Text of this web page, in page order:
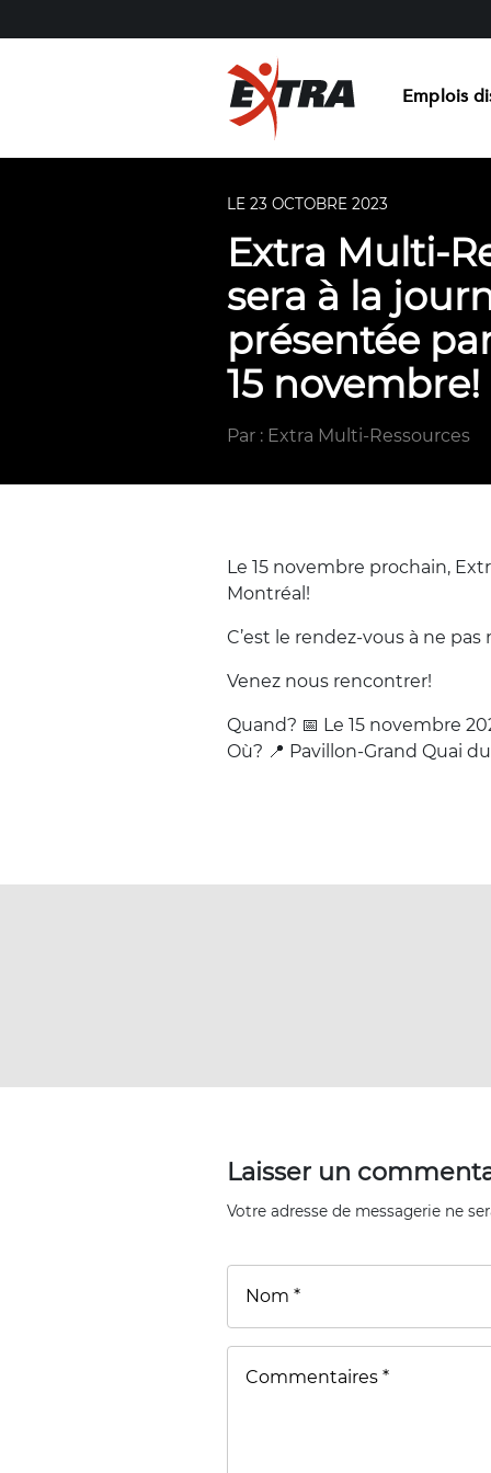
Emplois
LE 23 OCTOBRE 2023
Extra Multi-
sera à la
présentée
15 novembre!
Par : Extra Multi-Ressources
Le 15 novembre prochain,
Montréal!
C’est le rendez-vous à ne
Venez nous rencontrer!
Quand? 📅 Le 15 novembre
Où? 📍 Pavillon-Grand Quai
Laisser un
Votre adresse de messagerie ne